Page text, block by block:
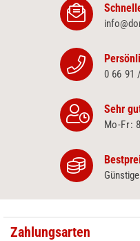
0 66 91
Sehr
Mo-Fr:
Zahlungsarten